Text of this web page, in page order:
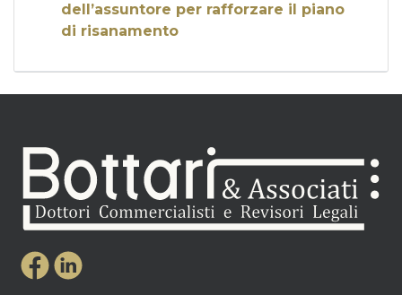
dell’assuntore per rafforzare il piano
di risanamento